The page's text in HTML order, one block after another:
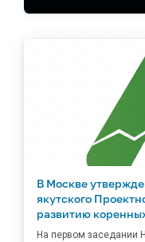
В Москве
якутского
развитию
На первом заседании